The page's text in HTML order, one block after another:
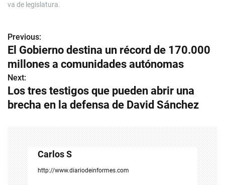
va de legislatura.
N
a
v
e
Previous:
El Gobierno destina un récord de 170.000
millones a comunidades autónomas
Next:
Los tres testigos que pueden abrir una
brecha en la defensa de David Sánchez
Carlos S
http://www.diariodeinformes.com